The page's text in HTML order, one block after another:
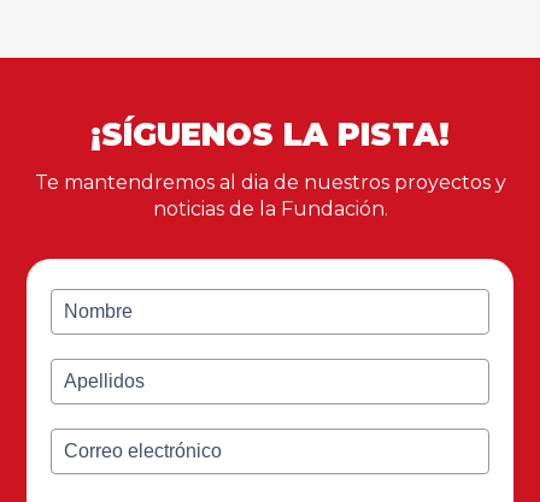
¡SÍGUENOS LA PISTA!
Te mantendremos al dia de nuestros proyectos y
noticias de la Fundación.